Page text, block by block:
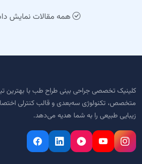
همه مقالات نمایش
کلینیک تخصصی جراحی بینی طراح طب با بهترین
متخصص، تکنولوژی سه‌بعدی و قالب کنترلی
زیبایی طبیعی را به شما هدیه می‌دهد.